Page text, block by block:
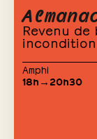
Revenu
Amphi
18h→20h30